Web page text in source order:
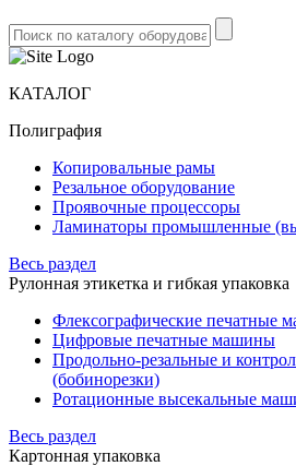
КАТАЛОГ
Полиграфия
Копировальные рамы
Резальное оборудование
Проявочные процессоры
Ламинаторы промышленные
Весь раздел
Рулонная этикетка и гибкая упаковка
Флексографические печатные
Цифровые печатные машины
Продольно-резальные и
(бобинорезки)
Ротационные высекальные
Весь раздел
Картонная упаковка